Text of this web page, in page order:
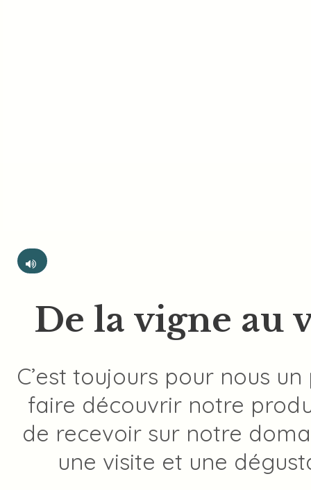
De la vigne au
C’est toujours pour nous
faire découvrir notre
de recevoir sur notre
une visite et une